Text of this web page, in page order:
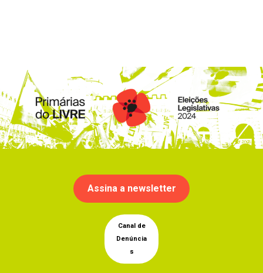
Assina a newsletter
Canal de
Denúncia
s